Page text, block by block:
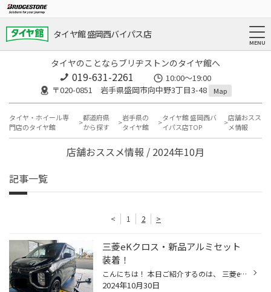
タイヤ館 盛岡西バイパス店
タイヤのことならブリヂストンのタイヤ館へ
019-631-2261
10:00～19:00
〒020-0851 岩手県盛岡市向中野3丁目3-48
Map
タイヤ・ホイール専
門店のタイヤ館
都道府県
から探す
岩手県の
タイヤ館
タイヤ館 盛岡西バ
イパス店TOP
店舗おスス
メ情報
店舗おススメ情報 / 2024年10月
記事一覧
< 1 2 >
三菱eKクロス・新品アルミセット
装着！
こんにちは！ 本日ご紹介するのは、 三菱eKクロスの 新品アルミセット装着です！ 元々１４インチの アルミセットを使用していましたが、 夏と同じ大きさにするために 冬タイヤも１５インチへ インチアップ！ 取り付けたのは BLIZZAK VRX3 + POTENZA SW010 FGM 装着後がこちら！ 車体とホイールが ど...
2024年10月30日